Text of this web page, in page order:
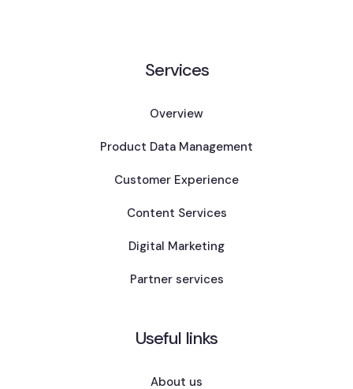
Services
Overview
Product Data Management
Customer Experience
Content Services
Digital Marketing
Partner services
Useful links
About us